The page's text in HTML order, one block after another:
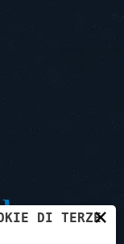
×
DI TERZE